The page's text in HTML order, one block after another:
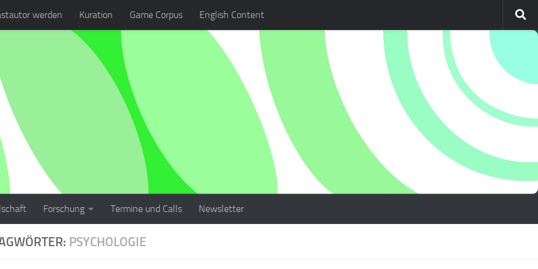
werden Kuration Game Corpus English Content
Forschung Termine und Calls Newsletter
PSYCHOLOGIE